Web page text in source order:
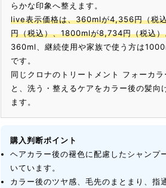
らかな印象へ整えます。
live表示価格は、360mlが4,356円（税
円（税込）、1800mlが8,734円（税込
360ml、継続使用や家族で使う方は
です。
同じクロナのトリートメント フォーカ
と、洗う・整えるケアをカラー後の髪向
ます。
購入判断ポイント
ヘアカラー後の褪色に配慮したシャンプ
いています。
カラー後のツヤ感、毛先のまとまり、指